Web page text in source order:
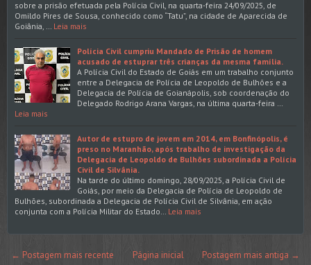
sobre a prisão efetuada pela Polícia Civil, na quarta-feira 24/09/2025, de
Omildo Pires de Sousa, conhecido como “Tatu”, na cidade de Aparecida de
Goiânia, …
Leia mais
Polícia Civil cumpriu Mandado de Prisão de homem
acusado de estuprar três crianças da mesma família.
A Polícia Civil do Estado de Goiás em um trabalho conjunto
entre a Delegacia de Polícia de Leopoldo de Bulhões e a
Delegacia de Polícia de Goianápolis, sob coordenação do
Delegado Rodrigo Arana Vargas, na última quarta-feira …
Leia mais
Autor de estupro de jovem em 2014, em Bonfinópolis, é
preso no Maranhão, após trabalho de investigação da
Delegacia de Leopoldo de Bulhões subordinada a Polícia
Civil de Silvânia.
Na tarde do último domingo, 28/09/2025, a Polícia Civil de
Goiás, por meio da Delegacia de Polícia de Leopoldo de
Bulhões, subordinada a Delegacia de Polícia Civil de Silvânia, em ação
conjunta com a Polícia Militar do Estado…
Leia mais
← Postagem mais recente Postagem mais antiga →
Página inicial